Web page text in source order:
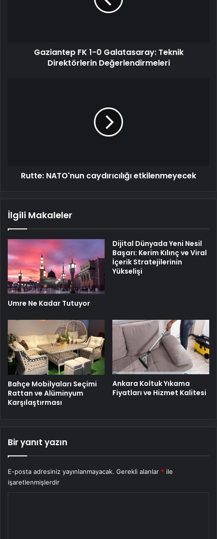
Gaziantep FK 1-0 Galatasaray: Teknik
Direktörlerin Değerlendirmeleri
Rutte: NATO'nun caydırıcılığı etkilenmeyecek
İlgili Makaleler
Umre Ne Kadar Tutuyor
Dijital Dünyada Yeni Nesil
Başarı: Kerim Kılınç ve Viral
İçerik Stratejilerinin
Yükselişi
Bahçe Mobilyaları Seçimi
Rattan ve Alüminyum
Karşılaştırması
Ankara Koltuk Yıkama
Fiyatları ve Hizmet Kalitesi
Bir yanıt yazın
E-posta adresiniz yayınlanmayacak. Gerekli alanlar * ile
işaretlenmişlerdir